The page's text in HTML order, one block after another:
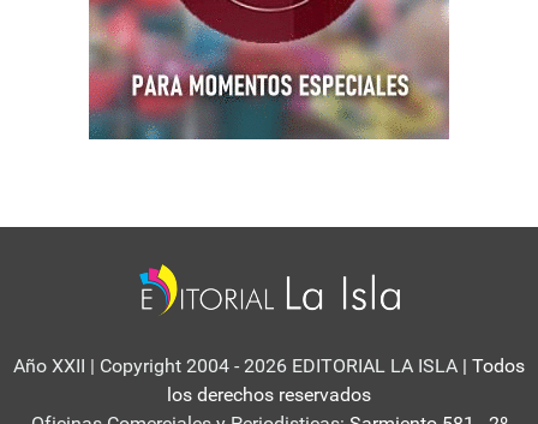
Año XXII | Copyright 2004 - 2026 EDITORIAL LA ISLA | Todos
los derechos reservados